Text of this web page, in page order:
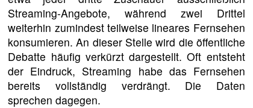
Streaming-Angebote, während zwei Drittel
weiterhin zumindest teilweise lineares Fernsehen
konsumieren. An dieser Stelle wird die öffentliche
Debatte häufig verkürzt dargestellt. Oft entsteht
der Eindruck, Streaming habe das Fernsehen
bereits vollständig verdrängt. Die Daten
sprechen dagegen.